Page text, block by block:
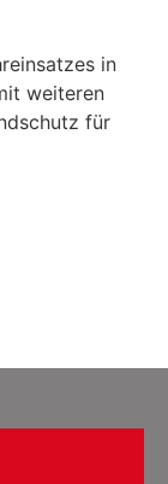
in
weiteren
für